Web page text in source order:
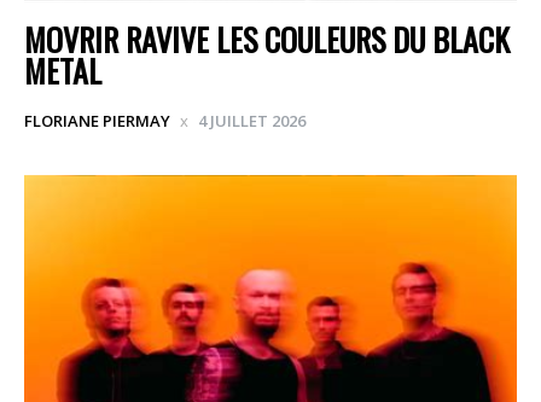
MOVRIR RAVIVE LES COULEURS DU BLACK
METAL
FLORIANE PIERMAY 4 JUILLET 2026